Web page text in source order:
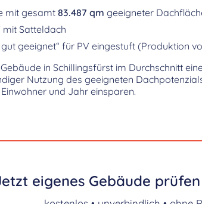
mit gesamt 83.487 qm geeigneter
mit Satteldach
geeignet“ für PV eingestuft (Produktion
in Schillingsfürst im Durchschnitt
Nutzung des geeigneten
und Jahr einsparen.
eigenes Gebäude